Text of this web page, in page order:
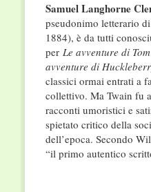
Samuel Langhorne
pseudonimo letterario di
1884), è da tutti
per Le avventure di
avventure di
classici ormai entrati a
collettivo. Ma Twain fu
racconti umoristici e
spietato critico della
dell’epoca. Secondo
“il primo autentico